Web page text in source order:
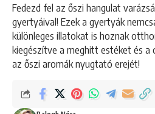
Fedezd fel az őszi hangulat
gyertyáival! Ezek a gyertyák
különleges illatokat is hoznak
kiegészítve a meghitt estéket és a
az őszi aromák nyugtató erejét!